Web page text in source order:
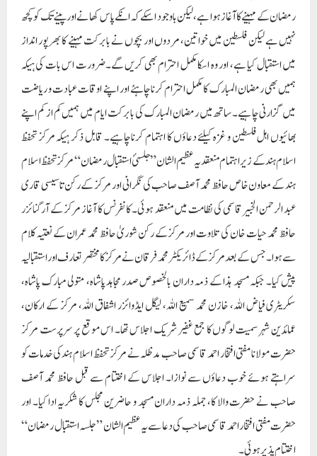
رمضان کے مہینے کا آغاز ہوا ہے، لیکن باوجود اسکے کہ انکے پاس کھانے اور پینے تک کو کچھ
نہیں ہے لیکن فلسطین میں خواتین، مردوں اور بچوں نے بابرکت مہینے کا بھرپور انداز
میں استقبال کیا ہے، اور وہ اسکا مکمل احترام بھی کریں گے۔ضرورت اس بات کی ہیکہ
ہمیں بھی رمضان المبارک کا مکمل احترام کرنا چاہئے اور اپنے اوقات عبادت و ریاضت
میں گزارنی چاہیے۔ ساتھ میں رمضان المبارک کی بابرکت ایام میں ہمیں کم از کم اپنے
بھائیوں اہل فلسطین و غزہ کیلئے دعاؤں کا اہتمام کرنا چاہیے۔ قابل ذکر ہیکہ مرکز تحفظ
اسلام ہند کے زیر اہتمام منعقد یہ عظیم الشان ”جلسہئ استقبال رمضان“ مرکز تحفظ اسلام
ہند کے معاون خاص حافظ محمد آصف صاحب کی نگرانی اور مرکز کے رکن تاسیسی قاری
عبد الرحمن الخبیر قاسمی کی نظامت میں منعقد ہوئی۔ کانفرنس کا آغاز مرکز کے آرگنائزر
حافظ محمد حیات خان کی تلاوت اور مرکز کے رکن شوریٰ حافظ محمد عمران کے نعتیہ کلام
سے ہوا۔ جس کے بعد مرکز کے ڈائریکٹر محمد فرقان نے مرکز کا مختصر تعارف اور استقبالیہ
پیش کیا۔ جبکہ مسجد ہذا کے ذمہ داران بالخصوص صدر مجاہد پاشاہ، متولی مبارک پاشاہ،
سکریٹری فیاض اللہ، خازن محمد سمیع اللہ، لیگل ایڈوائزر اشفاق اللہ، مرکز کے ارکان،
عمائدین شہر سمیت لوگوں کا جمع غفیر شریک اجلاس تھا۔ اس موقع پر سرپرست مرکز
حضرت مولانا مفتی افتخار احمد قاسمی صاحب مدظلہ نے مرکز تحفظ اسلام ہند کی خدمات کو
سراہتے ہوئے خوب دعاؤں سے نوازا۔ اجلاس کے اختتام سے قبل حافظ محمد آصف
صاحب نے حضرت والا کا، جملہ ذمہ داران مسجد و حاضرین مجلس کا شکریہ ادا کیا۔ اور
حضرت مفتی افتخار احمد قاسمی صاحب کی دعا سے یہ عظیم الشان ”جلسہ استقبال رمضان“
اختتام پذیر ہوئی۔